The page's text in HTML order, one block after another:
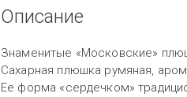
Описание
Знаменитые «Московские»
Сахарная плюшка румяная,
Ее форма «сердечком»